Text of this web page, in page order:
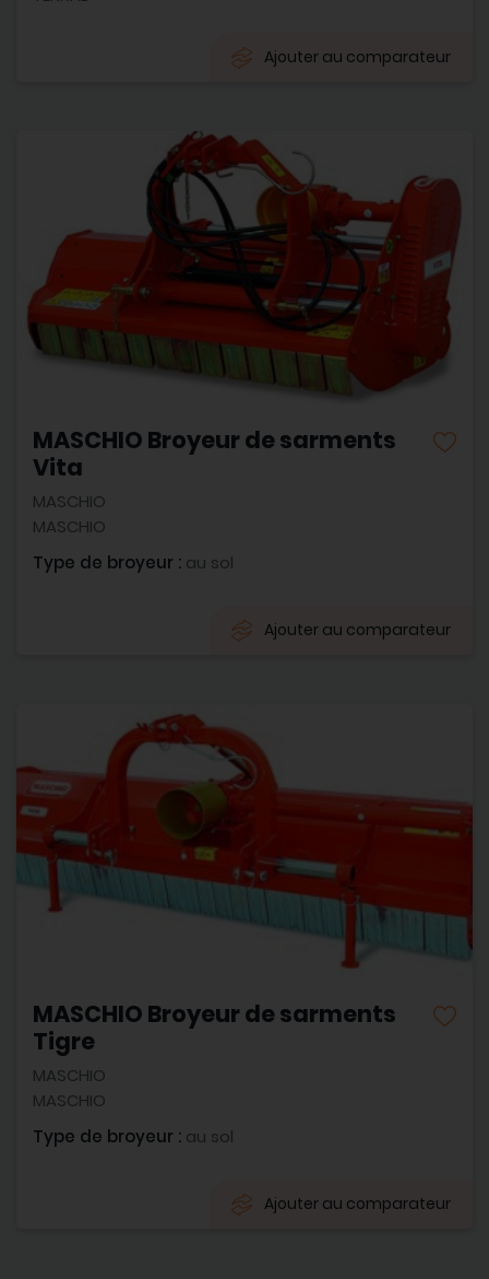
Ajouter au comparateur
MASCHIO Broyeur de sarments
Vita
MASCHIO
MASCHIO
Type de broyeur : au sol
Ajouter au comparateur
MASCHIO Broyeur de sarments
Tigre
MASCHIO
MASCHIO
Type de broyeur : au sol
Ajouter au comparateur